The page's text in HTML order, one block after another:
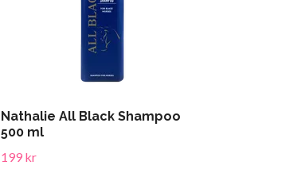
Nathalie All Black Shampoo
500 ml
199 kr